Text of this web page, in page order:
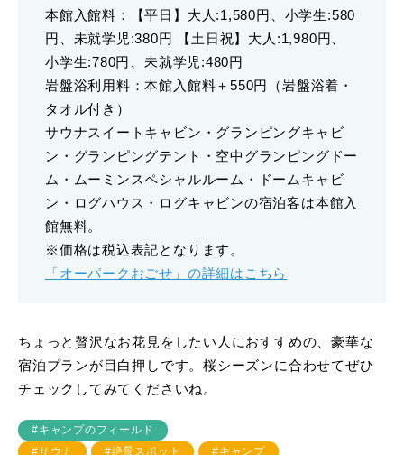
本館入館料：【平日】大人:1,580円、小学生:580
円、未就学児:380円 【土日祝】大人:1,980円、
小学生:780円、未就学児:480円
岩盤浴利用料：本館入館料＋550円（岩盤浴着・
タオル付き）
サウナスイートキャビン・グランピングキャビ
ン・グランピングテント・空中グランピングドー
ム・ムーミンスペシャルルーム・ドームキャビ
ン・ログハウス・ログキャビンの宿泊客は本館入
館無料。
※価格は税込表記となります。
「オーパークおごせ」の詳細はこちら
ちょっと贅沢なお花見をしたい人におすすめの、豪華な
宿泊プランが目白押しです。桜シーズンに合わせてぜひ
チェックしてみてくださいね。
#キャンプのフィールド
#サウナ
#絶景スポット #キャンプ